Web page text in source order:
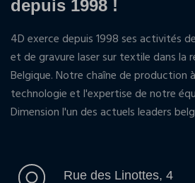
depuis 1998 !
4D exerce depuis 1998 ses activités
et de gravure laser sur textile dans la
Belgique. Notre chaîne de production
technologie et l'expertise de notre
Dimension l'un des actuels leaders
Rue des Linottes, 4